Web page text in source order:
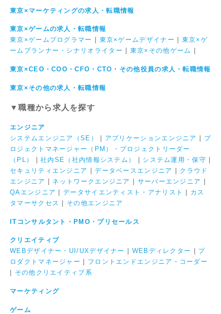
東京×マーケティングの求人・転職情報
東京×ゲームの求人・転職情報
東京×ゲームプログラマー
東京×ゲームデザイナー
東京×ゲ
ームプランナー・シナリオライター
東京×その他ゲーム
東京×CEO・COO・CFO・CTO・その他役員の求人・転職情報
東京×その他の求人・転職情報
▼職種から求人を探す
エンジニア
システムエンジニア（SE）
アプリケーションエンジニア
プ
ロジェクトマネージャー（PM）・プロジェクトリーダー
（PL）
|社内SE（社内情報システム） システム運用・保守
セキュリティエンジニア
|データベースエンジニア
クラウド
エンジニア
ネットワークエンジニア サーバーエンジニア
QAエンジニア
|データサイエンティスト・アナリスト
カス
タマーサクセス
その他エンジニア
ITコンサルタント・PMO・プリセールス
クリエイティブ
WEBデザイナー・UI/UXデザイナー
WEBディレクター
プ
ロダクトマネージャー
フロントエンドエンジニア・コーダー
その他クリエイティブ系
マーケティング
ゲーム